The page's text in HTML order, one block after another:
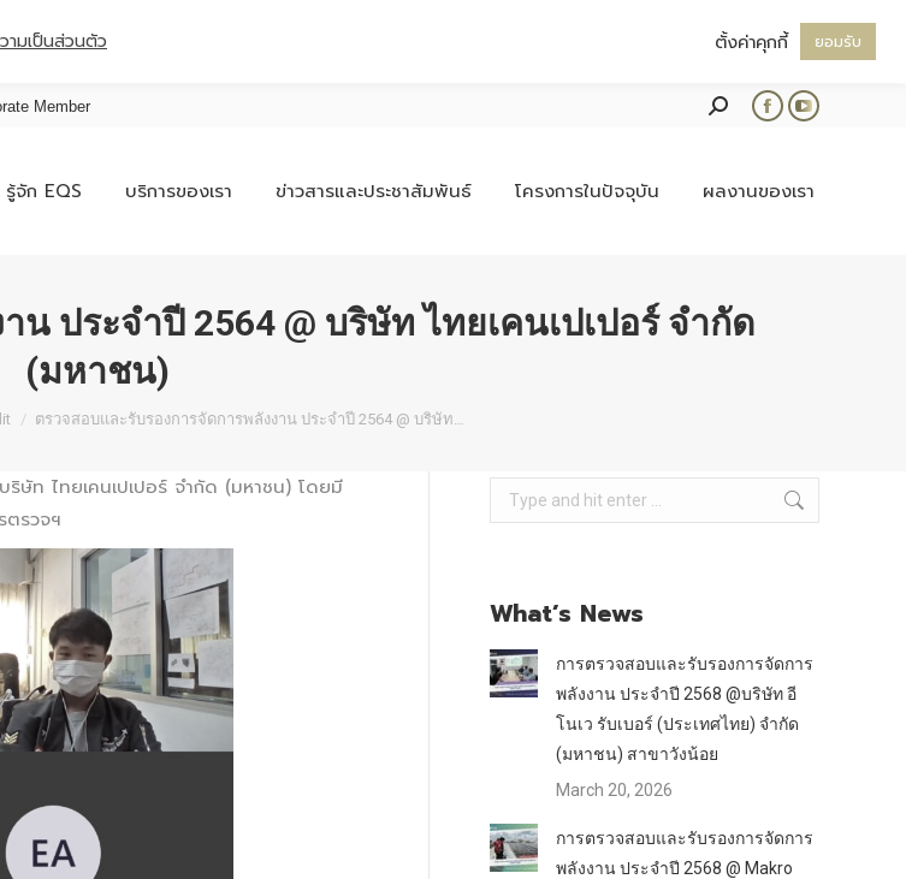
Member Search:
Facebook
opens
YouTube
opens
รู้จัก EQS บริการของเรา ข่าวสารและประชาสัมพันธ์ โครงการในปัจจุบัน ผลงานของเรา
ประจำปี 2564 @ บริษัท ไทยเคนเปเปอร์ จํากัด
(มหาชน)
ตรวจสอบและรับรองการจัดการพลังงาน ประจำปี 2564 @ บริษัท…
ษัท ไทยเคนเปเปอร์ จํากัด (มหาชน) โดยมี
ตรวจฯ
Search:
What’s News
การตรวจสอบและรับรองการจัดการ
พลังงาน ประจำปี 2568 @บริษัท อี
โนเว รับเบอร์ (ประเทศไทย) จำกัด
(มหาชน) สาขาวังน้อย
March 20, 2026
การตรวจสอบและรับรองการจัดการ
พลังงาน ประจำปี 2568 @ Makro
ามเป็นส่วนตัว ตั้งค่าคุกกี้ ยอมรับ